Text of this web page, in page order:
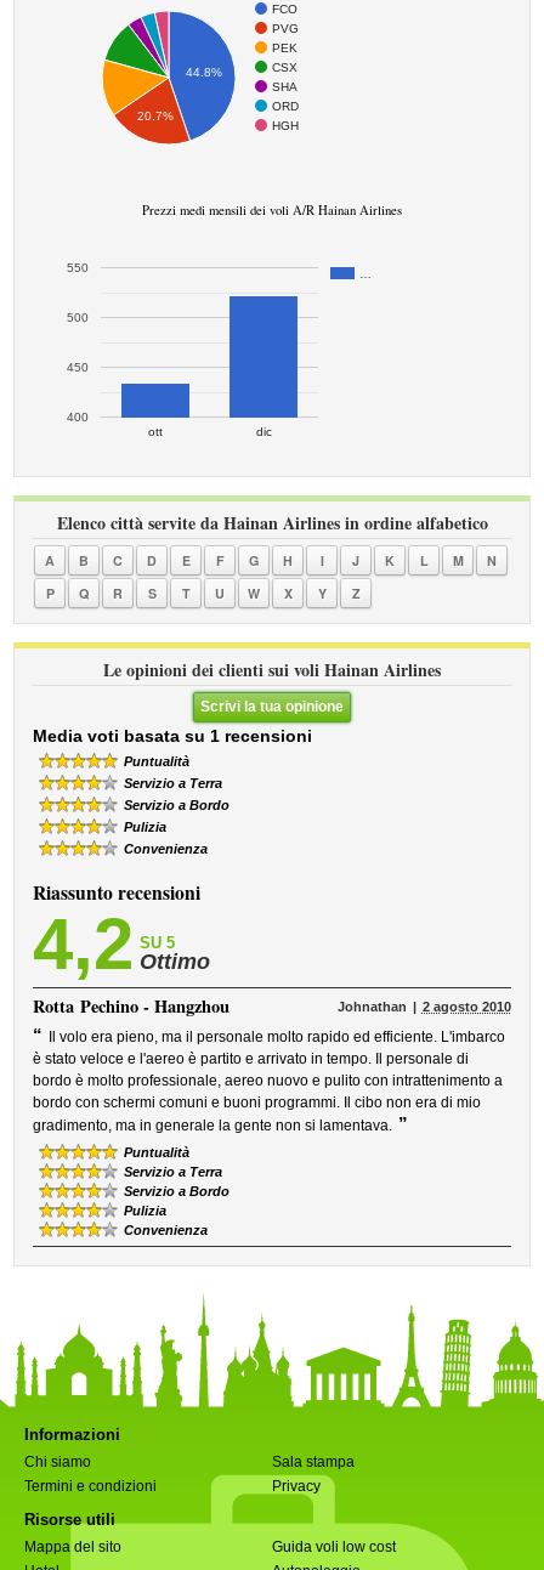
FCO
PVG
PEK
CSX
SHA
ORD
HGH
44.8%
20.7%
Prezzi medi mensili dei voli A/R Hainan Airlines
ott dic
400
450
500
550
Elenco città servite da Hainan Airlines in ordine alfabetico
A B C D E F G H I J K L M
N
P
Q R S T U W X Y Z
Le opinioni dei clienti sui voli Hainan Airlines
Scrivi la tua opinione
Media voti basata su 1 recensioni
Puntualità
Servizio a Terra
Servizio a Bordo
Pulizia
Convenienza
Riassunto recensioni
4,2 SU 5
Ottimo
RottaPechino - Hangzhou Johnathan 2 agosto 2010
“
Il volo era pieno, ma il personale molto rapido ed efficiente. L'imbarco
è stato veloce e l'aereo è partito e arrivato in tempo. Il personale di
bordo è molto professionale, aereo nuovo e pulito con intrattenimento a
bordo con schermi comuni e buoni programmi. Il cibo non era di mio
gradimento, ma in generale la gente non si lamentava. ”
Puntualità
Servizio a Terra
Servizio a Bordo
Pulizia
Convenienza
Informazioni
Chi siamo
Sala stampa
Termini e condizioni
Privacy
Risorse utili
Mappa del sito
Guida voli low cost